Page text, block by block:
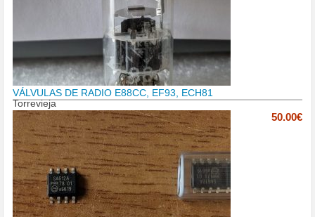
VÁLVULAS DE RADIO E88CC, EF93, ECH81
Torrevieja
50.00€